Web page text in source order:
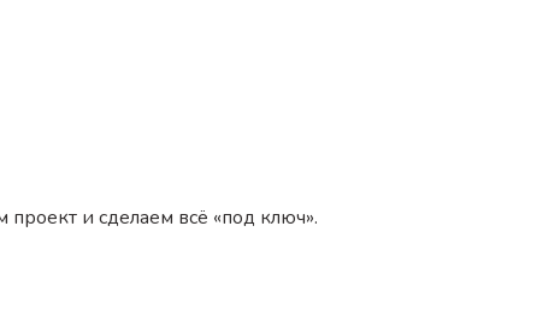
и сделаем всё «под ключ».